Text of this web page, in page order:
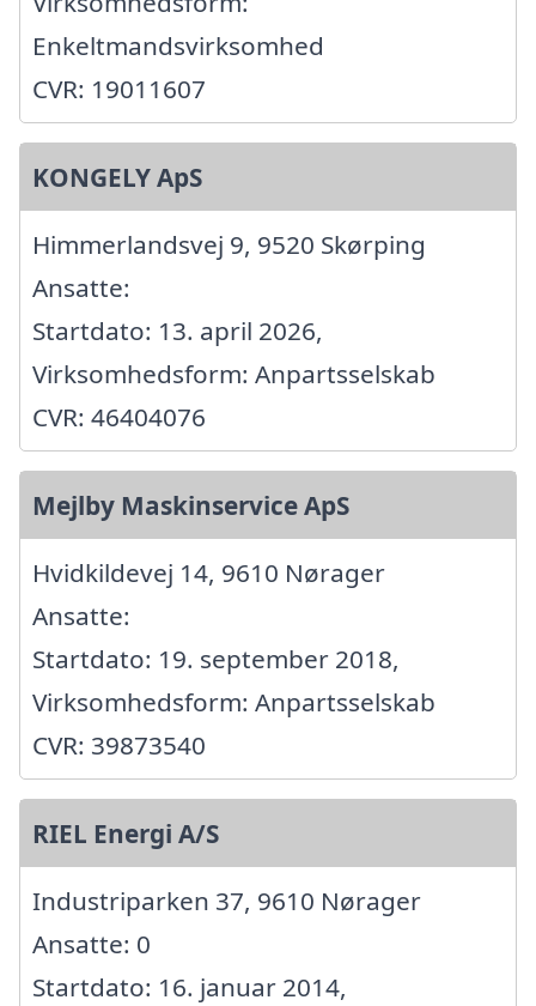
Enkeltmandsvirksomhed
CVR: 19011607
KONGELY ApS
Himmerlandsvej 9, 9520 Skørping
Ansatte:
Startdato: 13. april 2026,
Virksomhedsform: Anpartsselskab
CVR: 46404076
Mejlby Maskinservice ApS
Hvidkildevej 14, 9610 Nørager
Ansatte:
Startdato: 19. september 2018,
Virksomhedsform: Anpartsselskab
CVR: 39873540
RIEL Energi A/S
Industriparken 37, 9610 Nørager
Ansatte: 0
Startdato: 16. januar 2014,